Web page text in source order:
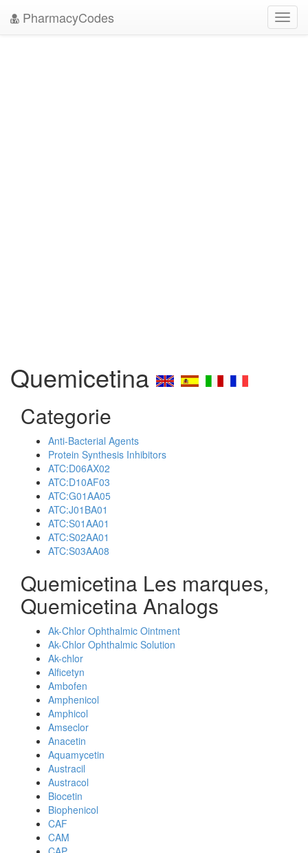
PharmacyCodes
Quemicetina
Categorie
Anti-Bacterial Agents
Protein Synthesis Inhibitors
ATC:D06AX02
ATC:D10AF03
ATC:G01AA05
ATC:J01BA01
ATC:S01AA01
ATC:S02AA01
ATC:S03AA08
Quemicetina Les marques,
Quemicetina Analogs
Ak-Chlor Ophthalmic Ointment
Ak-Chlor Ophthalmic Solution
Ak-chlor
Alficetyn
Ambofen
Amphenicol
Amphicol
Amseclor
Anacetin
Aquamycetin
Austracil
Austracol
Biocetin
Biophenicol
CAF
CAM